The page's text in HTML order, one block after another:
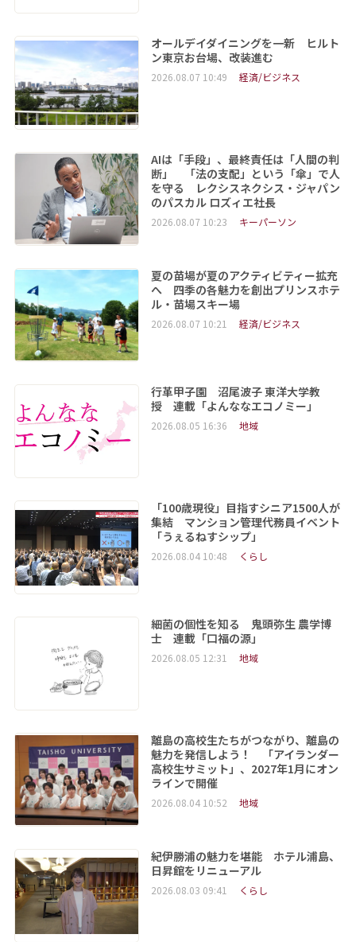
オールデイダイニングを一新 ヒルト
ン東京お台場、改装進む
2026.08.07 10:49 経済/ビジネス
AIは「手段」、最終責任は「人間の判
断」 「法の支配」という「傘」で人
を守る レクシスネクシス・ジャパン
のパスカル ロズィエ社長
2026.08.07 10:23 キーパーソン
夏の苗場が夏のアクティビティー拡充
へ 四季の各魅力を創出プリンスホテ
ル・苗場スキー場
2026.08.07 10:21 経済/ビジネス
行革甲子園 沼尾波子 東洋大学教
授 連載「よんななエコノミー」
2026.08.05 16:36 地域
「100歳現役」目指すシニア1500人が
集結 マンション管理代務員イベント
「うぇるねすシップ」
2026.08.04 10:48 くらし
細菌の個性を知る 鬼頭弥生 農学博
士 連載「口福の源」
2026.08.05 12:31 地域
離島の高校生たちがつながり、離島の
魅力を発信しよう！ 「アイランダー
高校生サミット」、2027年1月にオン
ラインで開催
2026.08.04 10:52 地域
紀伊勝浦の魅力を堪能 ホテル浦島、
日昇館をリニューアル
2026.08.03 09:41 くらし